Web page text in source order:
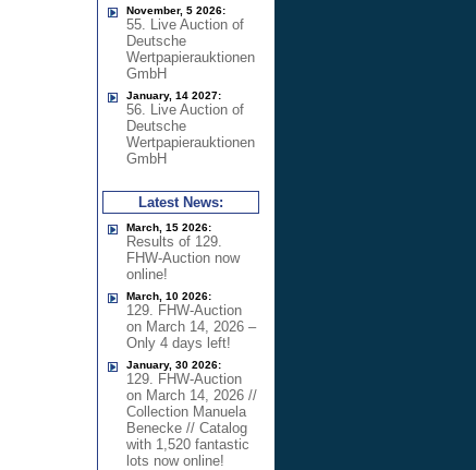
November, 5 2026:
55. Live Auction of
Deutsche
Wertpapierauktionen
GmbH
January, 14 2027:
56. Live Auction of
Deutsche
Wertpapierauktionen
GmbH
Latest News:
March, 15 2026:
Results of 129.
FHW-Auction now
online!
March, 10 2026:
129. FHW-Auction
on March 14, 2026 –
Only 4 days left!
January, 30 2026:
129. FHW-Auction
on March 14, 2026 //
Collection Manuela
Benecke // Catalog
with 1,520 fantastic
lots now online!